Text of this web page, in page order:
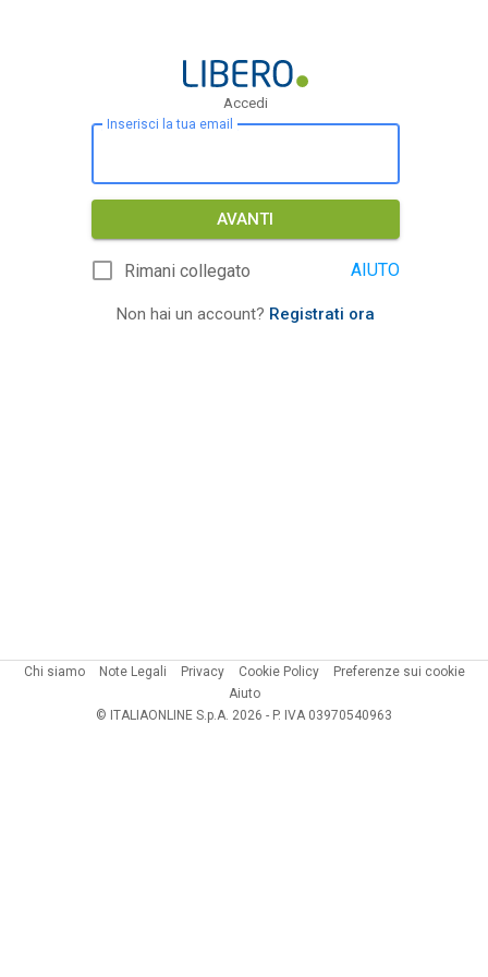
Accedi
Inserisci la tua email
AVANTI
Rimani collegato AIUTO
Non hai un account? Registrati ora
Chi siamo Note Legali Privacy Cookie Policy
Preferenze sui cookie
Aiuto
© ITALIAONLINE S.p.A. 2026 - P. IVA 03970540963